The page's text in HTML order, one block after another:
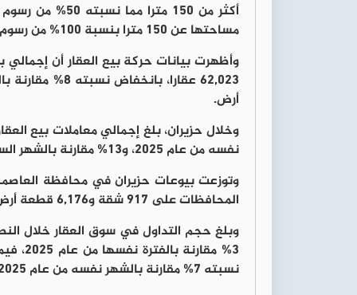
أكثر من 150
مساحتها عن 150 مترا بنسبة 100% من رسوم التسجيل.
أرض.
نفسه من عام 2025، و13% مقارنة بالشهر السابق، توزعت بين 2,990 شقة و8,894 قطعة أرض.
المحافظات على 917 شقة و6,176 قطعة أرض.
نسبته 7% مقارنة بالشهر نفسه من عام 2025، و23% مقارنة بالشهر السابق.